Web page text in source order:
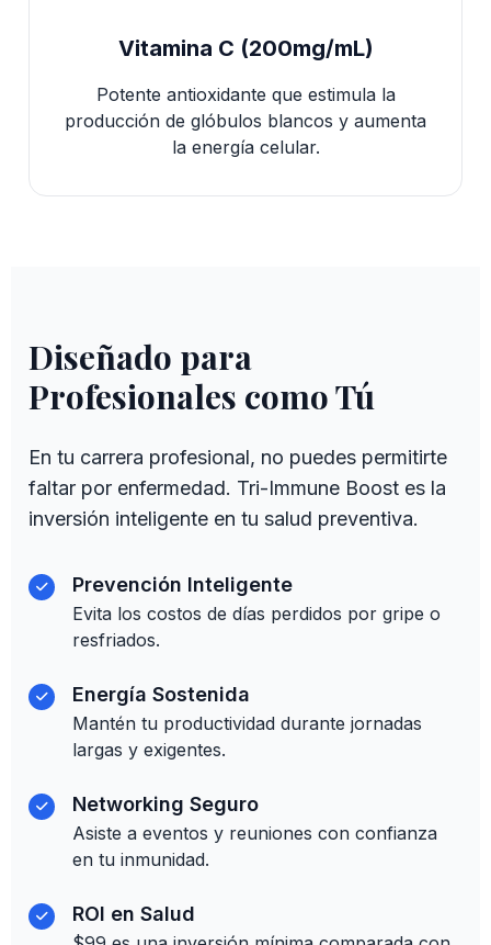
Vitamina C (200mg/mL)
Potente antioxidante que estimula la
producción de glóbulos blancos y aumenta
la energía celular.
Diseñado para
Profesionales como Tú
En tu carrera profesional, no puedes permitirte
faltar por enfermedad. Tri-Immune Boost es la
inversión inteligente en tu salud preventiva.
Prevención Inteligente
Evita los costos de días perdidos por gripe o
resfriados.
Energía Sostenida
Mantén tu productividad durante jornadas
largas y exigentes.
Networking Seguro
Asiste a eventos y reuniones con confianza
en tu inmunidad.
ROI en Salud